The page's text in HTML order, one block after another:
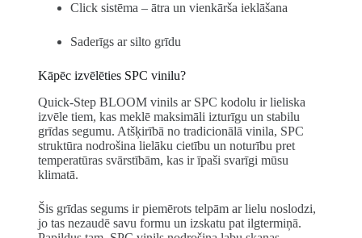
Click sistēma – ātra un vienkārša ieklāšana
Saderīgs ar silto grīdu
Kāpēc izvēlēties SPC vinilu?
Quick-Step BLOOM vinils ar SPC kodolu ir lieliska
izvēle tiem, kas meklē maksimāli izturīgu un stabilu
grīdas segumu. Atšķirībā no tradicionālā vinila, SPC
struktūra nodrošina lielāku cietību un noturību pret
temperatūras svārstībām, kas ir īpaši svarīgi mūsu
klimatā.
Šis grīdas segums ir piemērots telpām ar lielu noslodzi,
jo tas nezaudē savu formu un izskatu pat ilgtermiņā.